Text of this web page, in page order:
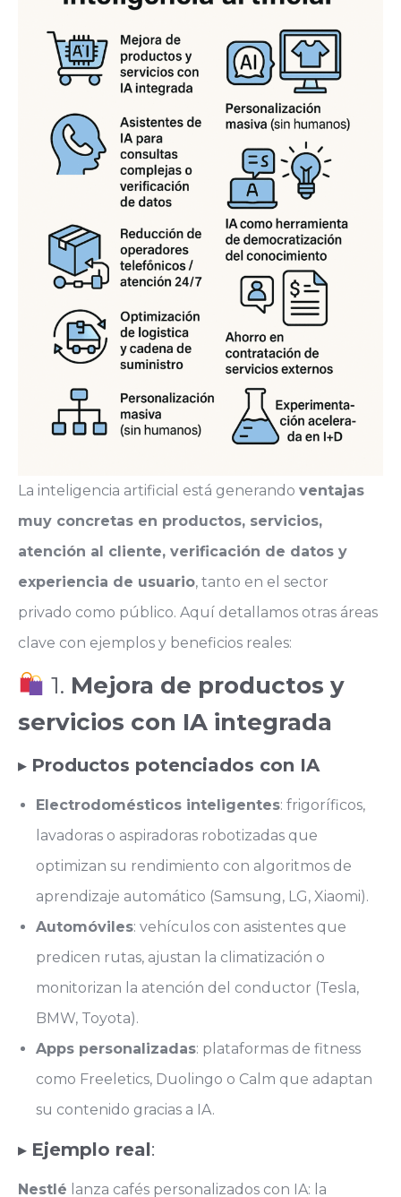
La inteligencia artificial está generando ventajas
muy concretas en productos, servicios,
atención al cliente, verificación de datos y
experiencia de usuario, tanto en el sector
privado como público. Aquí detallamos otras áreas
clave con ejemplos y beneficios reales:
1. Mejora de productos y
servicios con IA integrada
▸ Productos potenciados con IA
Electrodomésticos inteligentes: frigoríficos,
lavadoras o aspiradoras robotizadas que
optimizan su rendimiento con algoritmos de
aprendizaje automático (Samsung, LG, Xiaomi).
Automóviles: vehículos con asistentes que
predicen rutas, ajustan la climatización o
monitorizan la atención del conductor (Tesla,
BMW, Toyota).
Apps personalizadas: plataformas de fitness
como Freeletics, Duolingo o Calm que adaptan
su contenido gracias a IA.
▸ Ejemplo real:
Nestlé lanza cafés personalizados con IA: la